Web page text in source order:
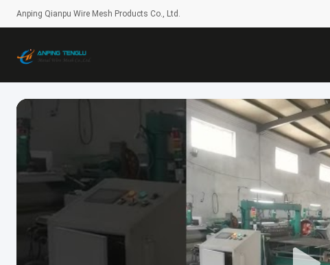
Anping Qianpu Wire Mesh Products Co., Ltd.